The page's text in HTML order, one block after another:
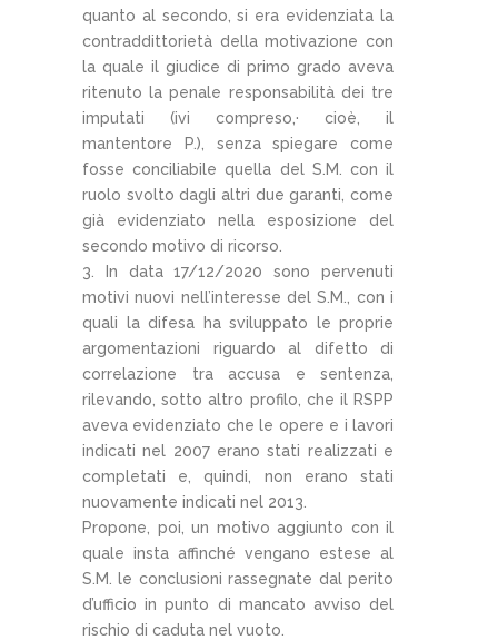
quanto al secondo, si era evidenziata la
contraddittorietà della motivazione con
la quale il giudice di primo grado aveva
ritenuto la penale responsabilità dei tre
imputati (ivi compreso,· cioè, il
mantentore P.), senza spiegare come
fosse conciliabile quella del S.M. con il
ruolo svolto dagli altri due garanti, come
già evidenziato nella esposizione del
secondo motivo di ricorso.
3. In data 17/12/2020 sono pervenuti
motivi nuovi nell’interesse del S.M., con i
quali la difesa ha sviluppato le proprie
argomentazioni riguardo al difetto di
correlazione tra accusa e sentenza,
rilevando, sotto altro profilo, che il RSPP
aveva evidenziato che le opere e i lavori
indicati nel 2007 erano stati realizzati e
completati e, quindi, non erano stati
nuovamente indicati nel 2013.
Propone, poi, un motivo aggiunto con il
quale insta affinché vengano estese al
S.M. le conclusioni rassegnate dal perito
d’ufficio in punto di mancato avviso del
rischio di caduta nel vuoto.